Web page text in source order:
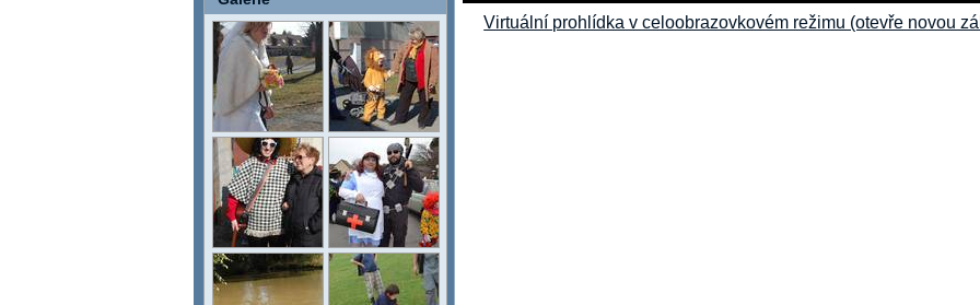
Vir­tu­ál­ní pro­hlíd­ka v ce­lo­ob­ra­zov­ko­vém re­ži­mu (ote­vře no­vou